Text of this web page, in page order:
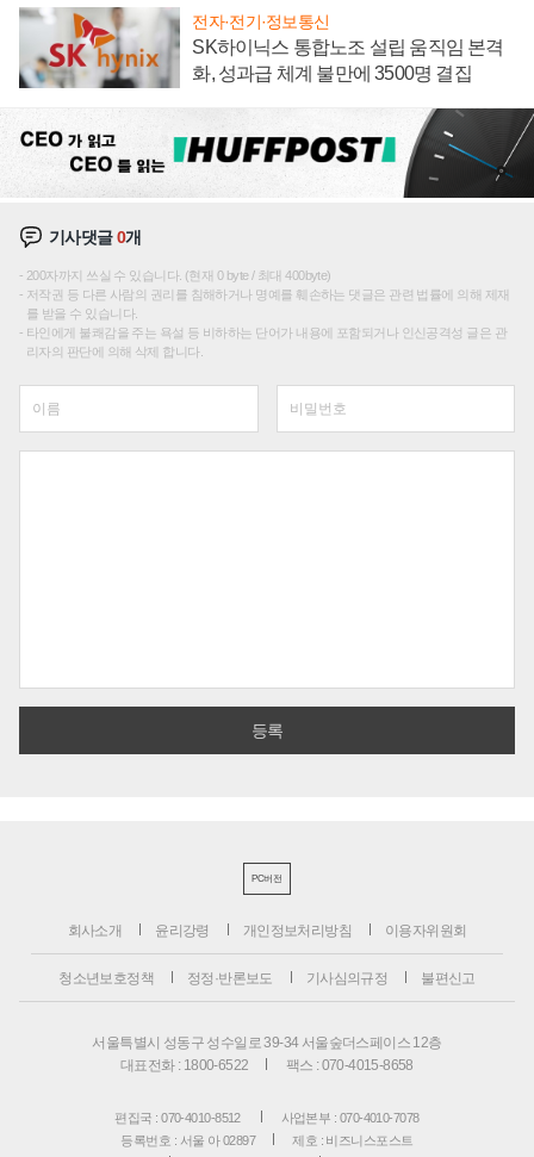
전자·전기·정보통신
SK하이닉스 통합노조 설립 움직임 본격
화, 성과급 체계 불만에 3500명 결집
기사댓글0개
200자까지 쓰실 수 있습니다. (현재 0 byte / 최대 400byte)
저작권 등 다른 사람의 권리를 침해하거나 명예를 훼손하는 댓글은 관련 법률에 의해 제재
를 받을 수 있습니다.
타인에게 불쾌감을 주는 욕설 등 비하하는 단어가 내용에 포함되거나 인신공격성 글은 관
리자의 판단에 의해 삭제 합니다.
PC버전
회사소개 윤리강령 개인정보처리방침 이용자위원회
청소년보호정책 정정·반론보도 기사심의규정 불편신고
서울특별시 성동구 성수일로 39-34 서울숲더스페이스 12층
대표전화 : 1800-6522
팩스 : 070-4015-8658
편집국 : 070-4010-8512
사업본부 : 070-4010-7078
등록번호 : 서울 아 02897
제호 : 비즈니스포스트